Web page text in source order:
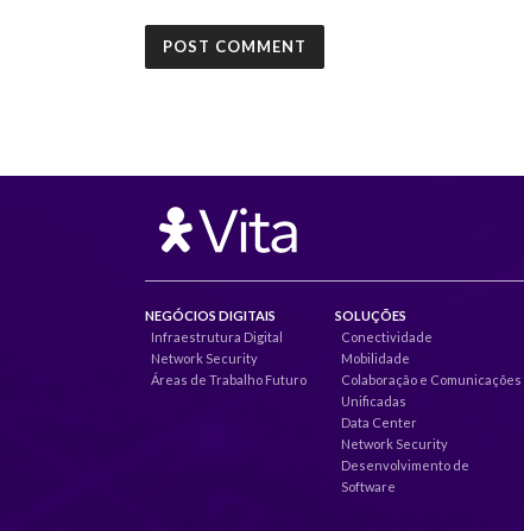
NEGÓCIOS DIGITAIS
Infraestrutura Digital
Network Security
Áreas de Trabalho Futuro
SOLUÇÕES
Conectividade
Mobilidade
Colaboração e Comunicações
Unificadas
Data Center
Network Security
Desenvolvimento de
Software